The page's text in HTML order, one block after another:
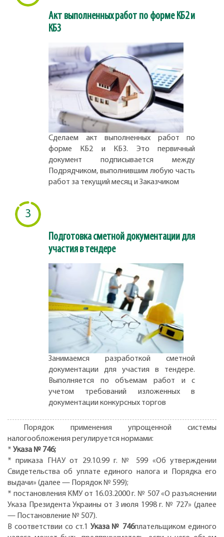
Акт выполненных работ по форме КБ2 и
КБ3
Сделаем акт выполненных работ по
форме КБ2 и КБ3. Это первичный
документ подписывается между
Подрядчиком, выполнившим любую часть
работ за текущий месяц и Заказчиком
3
Подготовка сметной документации для
участия в тендере
Занимаемся разработкой сметной
документации для участия в тендере.
Выполняется по объемам работ и с
учетом требований изложенных в
документации конкурсных торгов
Порядок применения упрощенной системы
налогообложения регулируется нормами:
* Указа № 746;
* приказа ГНАУ от 29.10.99 г. № 599 «Об утверждении
Свидетельства об уплате единого налога и Порядка его
выдачи» (далее — Порядок № 599);
* постановления КМУ от 16.03.2000 г. № 507 «О разъяснении
Указа Президента Украины от 3 июля 1998 г. № 727» (далее
— Постановление № 507).
В соответствии со ст.1 Указа № 746плательщиком единого